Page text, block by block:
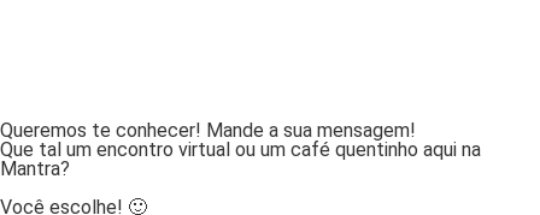
Queremos te conhecer! Mande a sua mensagem!
Que tal um encontro virtual ou um café quentinho aqui na
Mantra?
Você escolhe! 🙂